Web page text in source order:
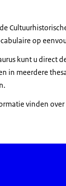
op
kunt u direct
in meerdere
vinden over